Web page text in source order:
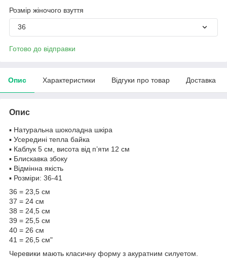
Розмір жіночого взуття
36
Готово до відправки
Опис Характеристики Відгуки про товар Доставка
Опис
▪️ Натуральна шоколадна шкіра
▪️ Усередині тепла байка
▪️ Каблук 5 см, висота від п’яти 12 см
▪️ Блискавка збоку
▪️ Відмінна якість
▪️ Розміри: 36-41
36 = 23,5 см
37 = 24 см
38 = 24,5 см
39 = 25,5 см
40 = 26 см
41 = 26,5 см"
Черевики мають класичну форму з акуратним силуетом.